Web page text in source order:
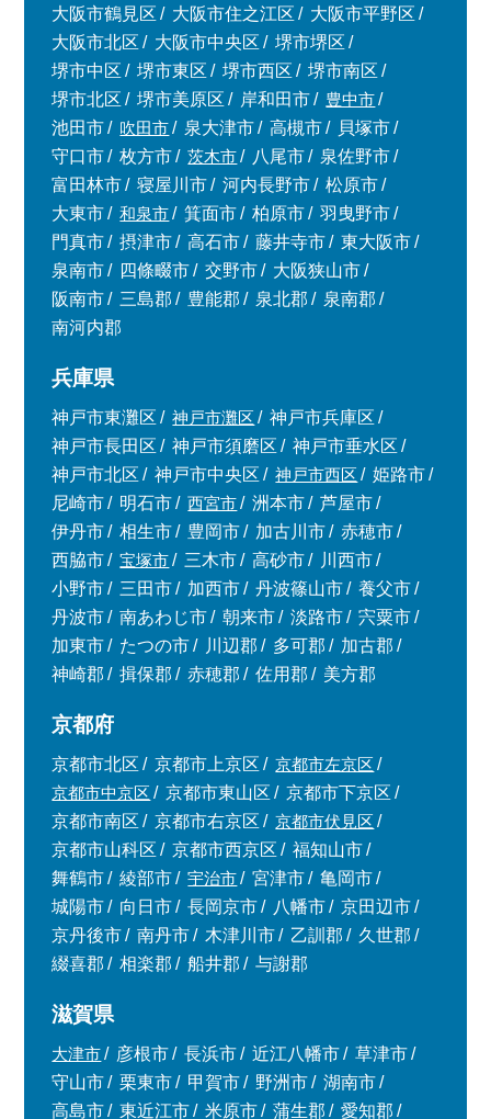
大阪市鶴見区 大阪市住之江区
大阪市平野区
大阪市北区
大阪市中央区
堺市堺区
堺市中区
堺市東区 堺市西区
堺市南区
堺市北区
堺市美原区 岸和田市
豊中市
池田市
吹田市 泉大津市 高槻市
貝塚市
守口市
枚方市 茨木市 八尾市
泉佐野市
富田林市
寝屋川市 河内長野市
松原市
大東市
和泉市 箕面市 柏原市
羽曳野市
門真市
摂津市 高石市 藤井寺市
東大阪市
泉南市
四條畷市 交野市
大阪狭山市
阪南市
三島郡 豊能郡 泉北郡
泉南郡
南河内郡
兵庫県
神戸市東灘区 神戸市灘区
神戸市兵庫区
神戸市長田区
神戸市須磨区
神戸市垂水区
神戸市北区
神戸市中央区 神戸市西区
姫路市
尼崎市
明石市 西宮市 洲本市
芦屋市
伊丹市
相生市 豊岡市 加古川市
赤穂市
西脇市
宝塚市 三木市 高砂市
川西市
小野市
三田市 加西市 丹波篠山市
養父市
丹波市
南あわじ市 朝来市 淡路市
宍粟市
加東市
たつの市 川辺郡 多可郡
加古郡
神崎郡
揖保郡 赤穂郡 佐用郡 美方郡
京都府
京都市北区 京都市上京区
京都市左京区
京都市中京区
京都市東山区
京都市下京区
京都市南区
京都市右京区
京都市伏見区
京都市山科区
京都市西京区
福知山市
舞鶴市
綾部市 宇治市 宮津市
亀岡市
城陽市
向日市 長岡京市 八幡市
京田辺市
京丹後市
南丹市 木津川市 乙訓郡
久世郡
綴喜郡
相楽郡 船井郡 与謝郡
滋賀県
大津市 彦根市 長浜市 近江八幡市
草津市
守山市
栗東市 甲賀市 野洲市
湖南市
高島市
東近江市 米原市 蒲生郡
愛知郡